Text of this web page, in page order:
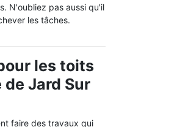
N'oubliez pas aussi qu'il
les tâches.
les toits
Jard Sur
faire des travaux qui